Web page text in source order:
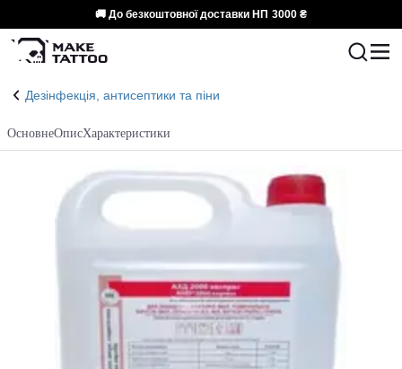
🚚 До безкоштовної доставки НП 3000 ₴
Дезінфекція, антисептики та піни
ОсновнеОписХарактеристики